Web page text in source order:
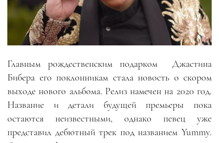
Главным рождественским подарком
Джастина
Бибера его поклонникам стала новость о скором
выходе нового альбома. Релиз намечен на 2020 год.
Название и детали будущей премьеры пока
остаются неизвестными, однако певец уже
представил дебютный трек под названием Yummy.